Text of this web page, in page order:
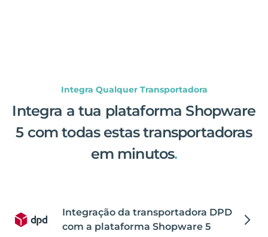
Integra Qualquer Transportadora
Integra a tua plataforma Shopware
5 com todas estas transportadoras
em minutos.
Integração da transportadora DPD
com a plataforma Shopware 5